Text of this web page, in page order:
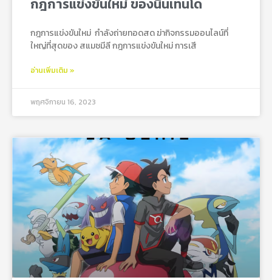
กฎการแข่งขันใหม่ ของนินเทนโด
กฎการแข่งขันใหม่ กําลังถ่ายทอดสด ฆ่ากิจกรรมออนไลน์ที่
ใหญ่ที่สุดของ สแมชมีลี กฎการแข่งขันใหม่ การเสี
อ่านเพิ่มเติม »
พฤศจิกายน 16, 2023